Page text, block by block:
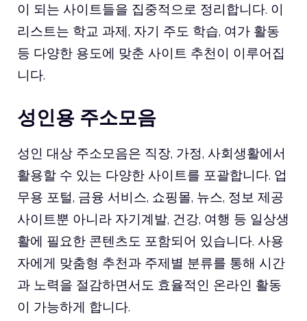
이 되는 사이트들을 집중적으로 정리합니다. 이
리스트는 학교 과제, 자기 주도 학습, 여가 활동
등 다양한 용도에 맞춘 사이트 추천이 이루어집
니다.
성인용 주소모음
성인 대상 주소모음은 직장, 가정, 사회생활에서
활용할 수 있는 다양한 사이트를 포괄합니다. 업
무용 포털, 금융 서비스, 쇼핑몰, 뉴스, 정보 제공
사이트뿐 아니라 자기계발, 건강, 여행 등 일상생
활에 필요한 콘텐츠도 포함되어 있습니다. 사용
자에게 맞춤형 추천과 주제별 분류를 통해 시간
과 노력을 절감하면서도 효율적인 온라인 활동
이 가능하게 합니다.